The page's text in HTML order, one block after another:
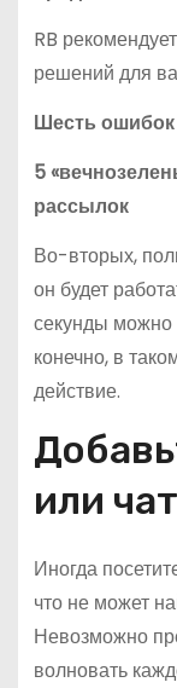
RB
решений для
Шесть ошибок
5
рассылок
Во-вторых,
он будет
секунды можно
конечно, в
действие.
или
Иногда
что не может
Невозможно
волновать